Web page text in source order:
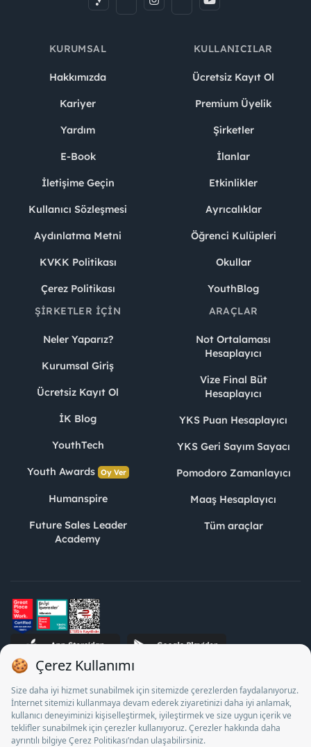
KURUMSAL
Hakkımızda
Kariyer
Yardım
E-Book
İletişime Geçin
Kullanıcı Sözleşmesi
Aydınlatma Metni
KVKK Politikası
Çerez Politikası
KULLANICILAR
Ücretsiz Kayıt Ol
Premium Üyelik
Şirketler
İlanlar
Etkinlikler
Ayrıcalıklar
Öğrenci Kulüpleri
Okullar
YouthBlog
ŞIRKETLER İÇIN
Neler Yaparız?
Kurumsal Giriş
Ücretsiz Kayıt Ol
İK Blog
YouthTech
Youth Awards Oy Ver
Humanspire
Future Sales Leader
Academy
ARAÇLAR
Not Ortalaması
Hesaplayıcı
Vize Final Büt
Hesaplayıcı
YKS Puan Hesaplayıcı
YKS Geri Sayım Sayacı
Pomodoro Zamanlayıcı
Maaş Hesaplayıcı
Tüm araçlar
STJ İnsan Kaynakları Bilişim ve Danışmanlık A.Ş. Özel İstihdam
Bürosu Olarak 13/05/2025 - 12/05/2028 tarihleri arasında
faaliyette bulunmak üzere, Türkiye İş Kurumu tarafından